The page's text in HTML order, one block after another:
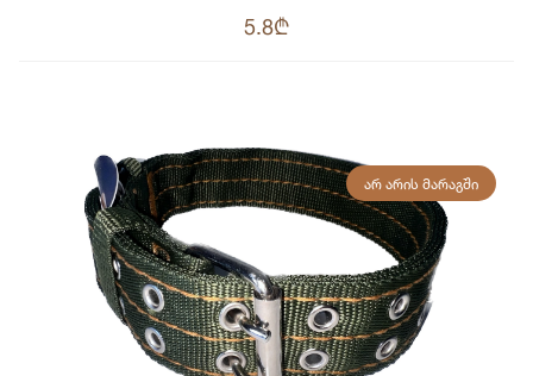
5.8₾
ᲐᲠ ᲐᲠᲘᲡ ᲛᲐᲠᲐᲒᲨᲘ